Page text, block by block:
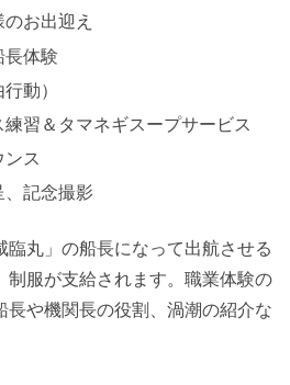
お出迎え
長体験
動）
習＆タマネギスープサービス
ス
、記念撮影
臨丸」の船長になって出航させる
制服が支給されます。職業体験の
長や機関長の役割、渦潮の紹介な